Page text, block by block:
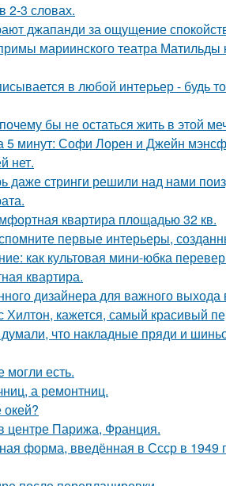
2-3 словах.
джапанди за ощущение
мариинского театра
в любой интерьер - будь
бы не остаться жить в этой
5 минут: Софи Лорен и Джейн
нет.
даже стринги решили над нами
квартира площадью 32 кв.
первые интерьеры,
как культовая мини-юбка
квартира.
дизайнера для важного
Хилтон, кажется, самый красивый
что накладные пряди и
есть.
а ремонтниц.
окей?
центре Парижа, Франция.
форма, введённая в Ссср в 1949